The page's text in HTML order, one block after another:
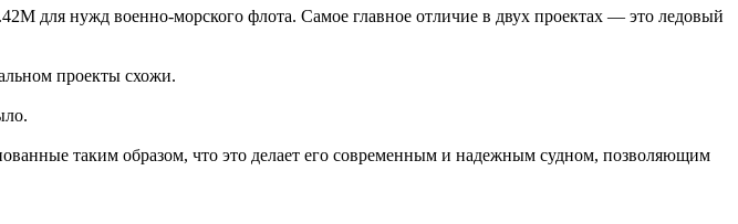
для нужд военно-морского флота. Самое главное отличие в двух проектах — это ледовый
проекты схожи.
таким образом, что это делает его современным и надежным судном, позволяющим